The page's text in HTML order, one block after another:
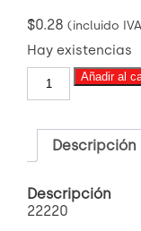
$0.28 (incluido
Hay existencias
AMARRA
PLASTICA
11
X
cantidad
Añadir al
Descripción
Descripción
22220